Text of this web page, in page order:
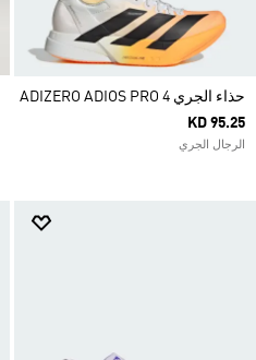
حذاء الجري ADIZERO ADIOS PRO 4
KD 95.25
الرجال الجري